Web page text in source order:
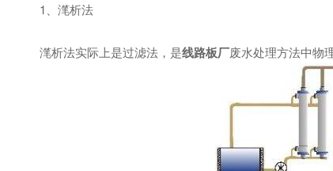
1、滗析法
滗析法实际上是过滤法，是线路板厂废水处理方法中物